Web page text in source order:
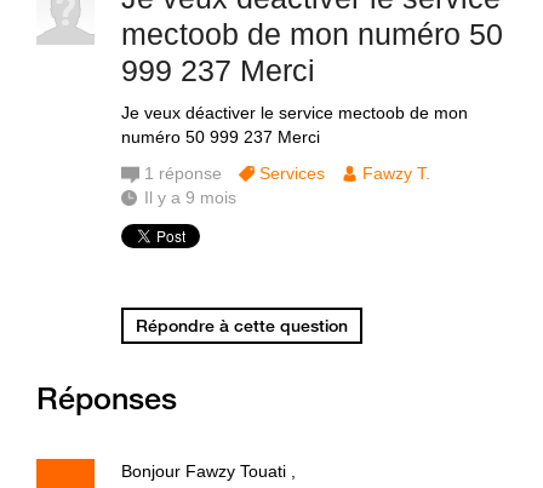
mectoob de mon numéro 50
999 237 Merci
Je veux déactiver le service mectoob de mon
numéro 50 999 237 Merci
1 réponse Services
Fawzy T.
Il y a 9 mois
Répondre à cette question
Réponses
Bonjour Fawzy Touati ,